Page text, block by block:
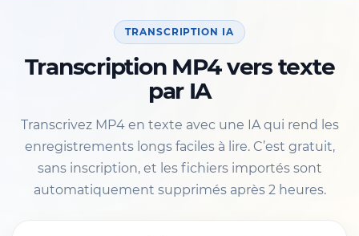
TRANSCRIPTION IA
Transcription MP4 vers texte
par IA
Transcrivez MP4 en texte avec une IA qui rend les
enregistrements longs faciles à lire. C’est gratuit,
sans inscription, et les fichiers importés sont
automatiquement supprimés après 2 heures.